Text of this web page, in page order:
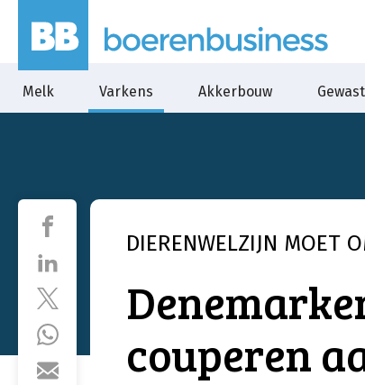
Melk Varkens Akkerbouw
DIERENWELZIJN MOET
couperen